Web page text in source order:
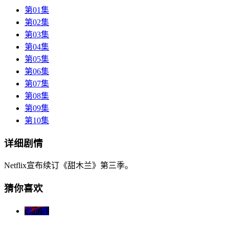
第01集
第02集
第03集
第04集
第05集
第06集
第07集
第08集
第09集
第10集
详细剧情
Netflix宣布续订《甜木兰》第三季。
猜你喜欢
第40集